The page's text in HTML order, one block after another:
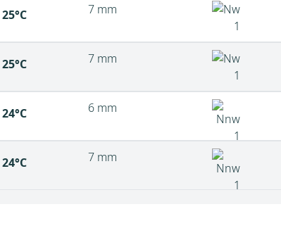
25°C 7 mm
25°C 7 mm
24°C 6 mm
24°C 7 mm